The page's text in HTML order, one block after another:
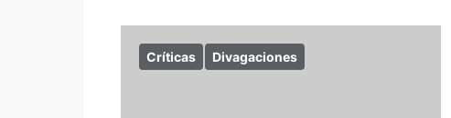
Críticas Divagaciones